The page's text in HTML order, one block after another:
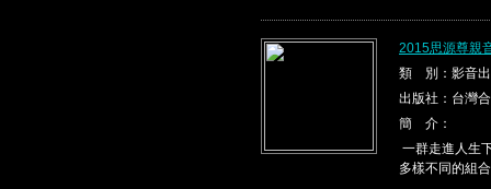
2015思源尊親
類 別：影音
出版社：台灣
簡 介：
一群走進人生
多樣不同的組